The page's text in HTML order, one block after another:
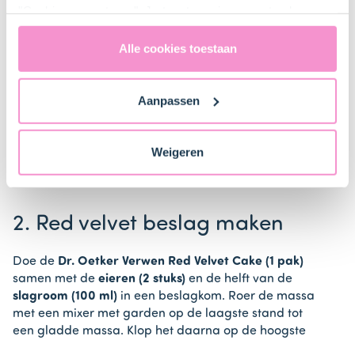
uitdrukkelijk een eventuele gegevensoverdracht naar de
Verenigde Staten in de zin van artikel 49 AVG. Raadpleeg
ons
naar technology providers en partners in de Verenigde
Staten. Je kunt op elk moment van gedachten
Alle cookies toestaan
Aanpassen
Weigeren
1. Voorbereiden
Haal de bakplaat uit de oven en leg hier bakpapier
2. Red velvet beslag maken
Doe de Dr. Oetker Verwen Red Velvet Cake (1 pak)
samen met de eieren (2 stuks) en de helft van de
slagroom (100 ml) in een beslagkom. Roer de massa
met een mixer met garden op de laagste stand tot
een gladde massa. Klop het daarna op de hoogste